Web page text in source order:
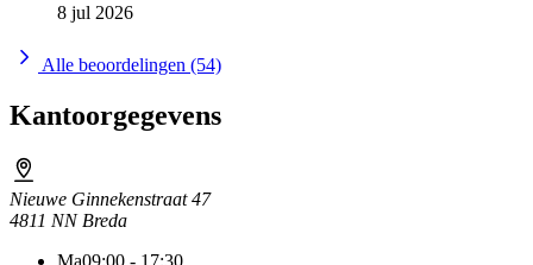
8 jul 2026
Alle beoordelingen (54)
Kantoorgegevens
Nieuwe Ginnekenstraat 47
4811 NN Breda
Ma09:00 - 17:30